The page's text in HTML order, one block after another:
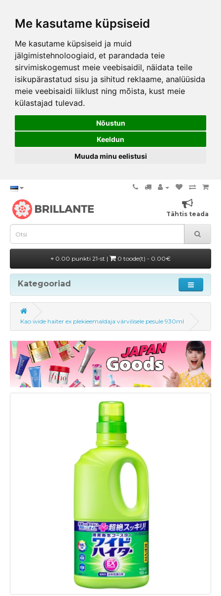
Me kasutame küpsiseid
Me kasutame küpsiseid ja muid
jälgimistehnoloogiaid, et parandada teie
sirvimiskogemust meie veebisaidil, näidata teile
isikupärastatud sisu ja sihitud reklaame, analüüsida
meie veebisaidi liiklust ning mõista, kust meie
külastajad tulevad.
Nõustun
Keeldun
Muuda minu eelistusi
Tähtis teada
0.00 punkti 21-st | 0 toode(t) - 0.00€
Kategooriad
Kao wide haiter ex plekieemaldaja värvilisele pesule 930ml